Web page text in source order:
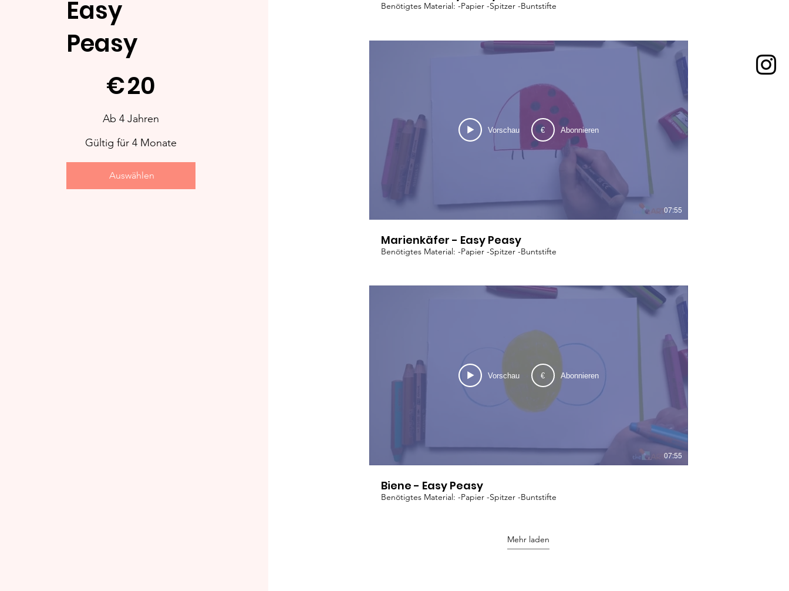
Easy
Peasy
€20
Ab 4 Jahren
Gültig für 4 Monate
Auswählen
Benötigtes Material: -Papier -Spitzer -Buntstifte
Vorschau € Abonnieren
07:55
Marienkäfer - Easy Peasy
Benötigtes Material: -Papier -Spitzer -Buntstifte
Vorschau € Abonnieren
07:55
Biene - Easy Peasy
Benötigtes Material: -Papier -Spitzer -Buntstifte
Mehr laden